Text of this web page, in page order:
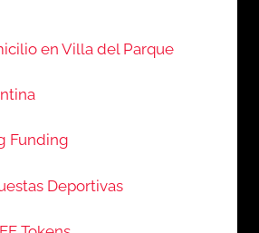
en Villa del Parque
Funding
Deportivas